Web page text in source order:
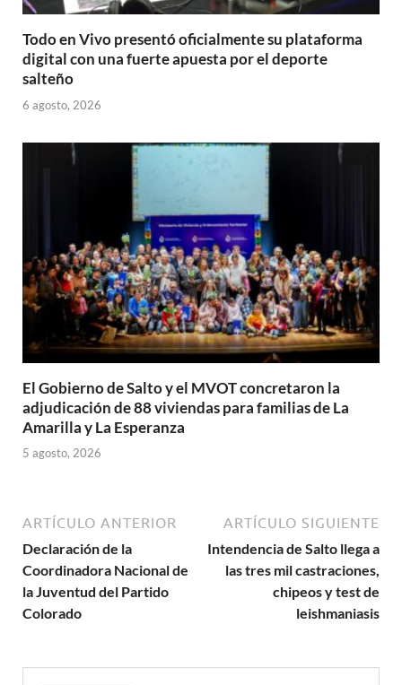
Todo en Vivo presentó oficialmente su plataforma
digital con una fuerte apuesta por el deporte
salteño
6 agosto, 2026
El Gobierno de Salto y el MVOT concretaron la
adjudicación de 88 viviendas para familias de La
Amarilla y La Esperanza
5 agosto, 2026
ARTÍCULO ANTERIOR
Declaración de la
Coordinadora Nacional de
la Juventud del Partido
Colorado
ARTÍCULO SIGUIENTE
Intendencia de Salto llega a
las tres mil castraciones,
chipeos y test de
leishmaniasis